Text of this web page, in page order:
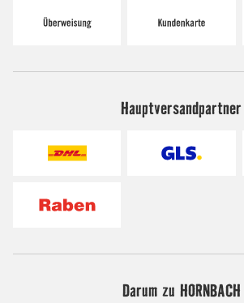
Hauptversandpartner
Darum zu HORNBACH